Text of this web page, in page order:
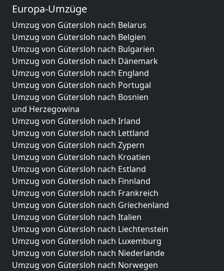
Europa-Umzüge
Umzug von Gütersloh nach Belarus
Umzug von Gütersloh nach Belgien
Umzug von Gütersloh nach Bulgarien
Umzug von Gütersloh nach Dänemark
Umzug von Gütersloh nach England
Umzug von Gütersloh nach Portugal
Umzug von Gütersloh nach Bosnien
und Herzegowina
Umzug von Gütersloh nach Irland
Umzug von Gütersloh nach Lettland
Umzug von Gütersloh nach Zypern
Umzug von Gütersloh nach Kroatien
Umzug von Gütersloh nach Estland
Umzug von Gütersloh nach Finnland
Umzug von Gütersloh nach Frankreich
Umzug von Gütersloh nach Griechenland
Umzug von Gütersloh nach Italien
Umzug von Gütersloh nach Liechtenstein
Umzug von Gütersloh nach Luxemburg
Umzug von Gütersloh nach Niederlande
Umzug von Gütersloh nach Norwegen